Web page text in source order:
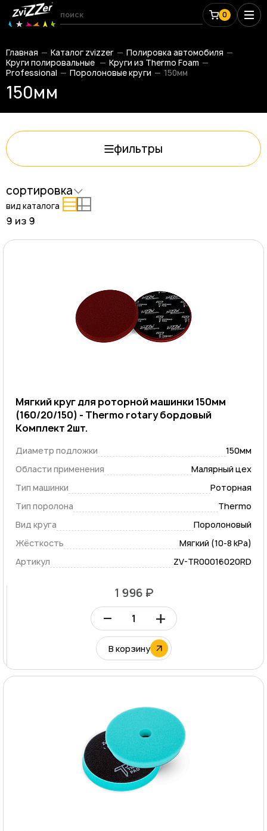
0
Главная Каталог zvizzer
Полировка автомобиля
Круги полировальные
Круги из Thermo Foam
Professional
Поролоновые круги 150мм
150мм
фильтры
сортировка
вид каталога
9 из 9
Мягкий круг для роторной машинки 150мм
(160/20/150) - Thermo rotary бордовый
Комплект 2шт.
Диаметр подложки
150мм
Области применения
Малярный цех
Тип машинки
Роторная
Тип поролона
Thermo
Вид круга
Поролоновый
Жёсткость
Мягкий (10-8 kPa)
Артикул
ZV-TR00016020RD
1 996 ₽
– +
В корзину